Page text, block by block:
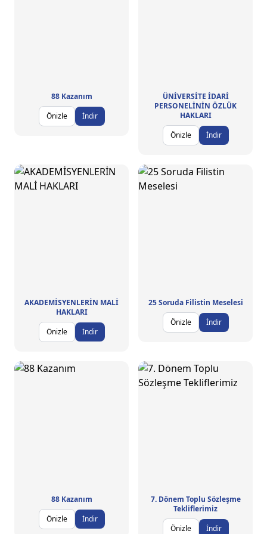
88 Kazanım
Önizle
İndir
ÜNİVERSİTE İDARİ
PERSONELİNİN ÖZLÜK
HAKLARI
Önizle
İndir
AKADEMİSYENLERİN MALİ
HAKLARI
Önizle
İndir
25 Soruda Filistin Meselesi
Önizle
İndir
88 Kazanım
Önizle
İndir
7. Dönem Toplu Sözleşme
Tekliflerimiz
Önizle
İndir